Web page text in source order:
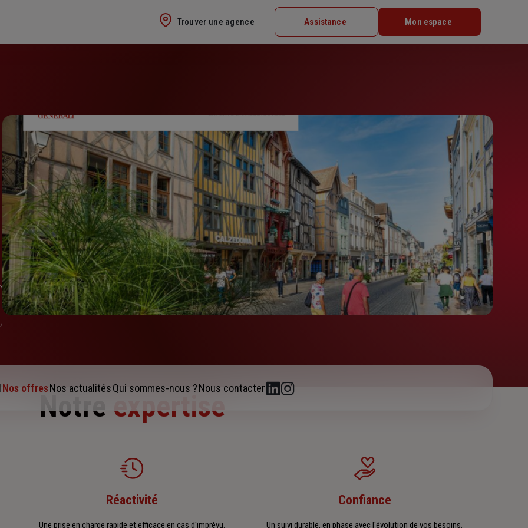
Trouver une agence Assistance Mon espace
Nos offresNos actualitésQui sommes-nous ?Nous contacter
Notre expertise
Réactivité
Une prise en charge rapide et efficace en cas d'imprévu.
Confiance
Un suivi durable, en phase avec l'évolution de vos besoins.